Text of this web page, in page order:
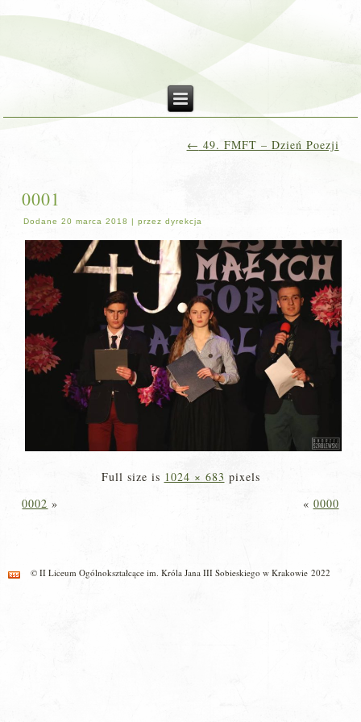
← 49. FMFT – Dzień Poezji
0001
Dodane 20 marca 2018 |przez dyrekcja
Full size is 1024 × 683 pixels
0002 » « 0000
© II Liceum Ogólnokształcące im. Króla Jana III Sobieskiego w Krakowie 2022